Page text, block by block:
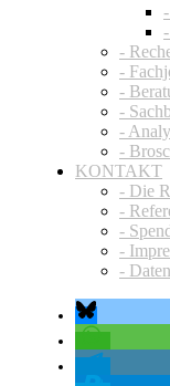
-
-
-
-
-
-
KONTAKT
- Die
-
-
-
-